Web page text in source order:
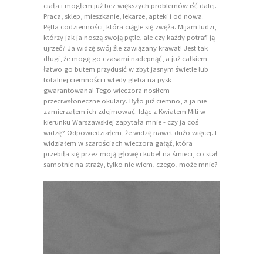
ciała i mogłem już bez większych problemów iść dalej.
Praca, sklep, mieszkanie, lekarze, apteki i od nowa.
Pętla codzienności, która ciągle się zwęża. Mijam ludzi,
którzy jak ja noszą swoją pętle, ale czy każdy potrafi ją
ujrzeć? Ja widzę swój źle zawiązany krawat! Jest tak
długi, że mogę go czasami nadepnąć, a już całkiem
łatwo go butem przydusić w zbyt jasnym świetle lub
totalnej ciemności i wtedy gleba na pysk
gwarantowana! Tego wieczora nosiłem
przeciwsłoneczne okulary. Było już ciemno, a ja nie
zamierzałem ich zdejmować. Idąc z Kwiatem Mili w
kierunku Warszawskiej zapytała mnie - czy ja coś
widzę? Odpowiedziałem, że widzę nawet dużo więcej. I
widziałem w szarościach wieczora gałąź, która
przebiła się przez moją głowę i kubeł na śmieci, co stał
samotnie na straży, tylko nie wiem, czego, może mnie?